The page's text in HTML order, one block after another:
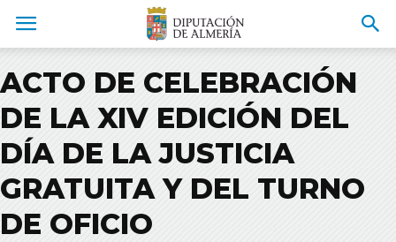
ACTO DE CELEBRACIÓN
DE LA XIV EDICIÓN DEL
DÍA DE LA JUSTICIA
GRATUITA Y DEL TURNO
DE OFICIO